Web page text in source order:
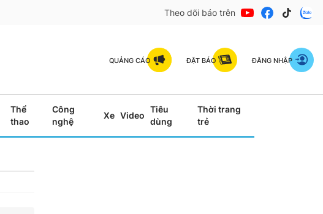
Theo dõi báo trên
QUẢNG CÁO ĐẶT BÁO ĐĂNG NHẬP
Thể
thao
Công
nghệ
Xe Video
Tiêu
dùng
Thời trang
trẻ